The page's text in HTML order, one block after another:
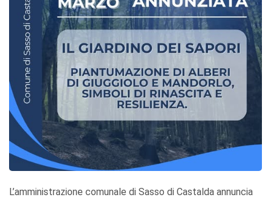
L’amministrazione comunale di Sasso di Castalda annuncia